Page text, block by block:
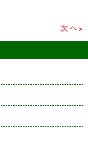
次へ>